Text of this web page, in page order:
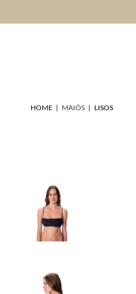
HOME | MAIÔS | LISOS